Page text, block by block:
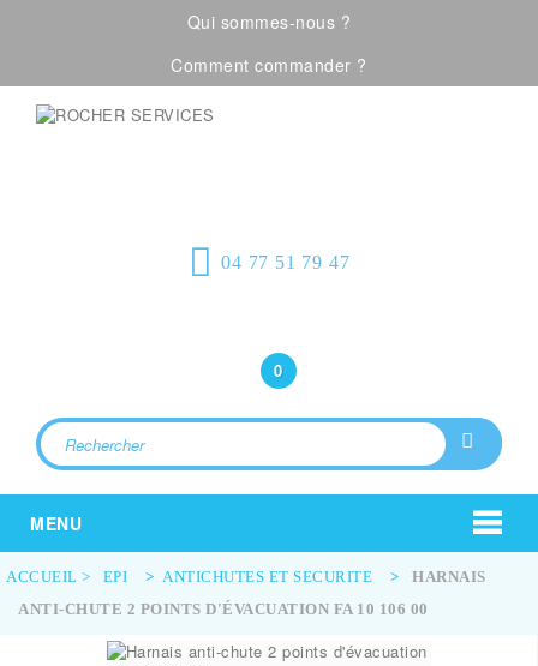
Qui sommes-nous ?
Comment commander ?
04 77 51 79 47
0
MENU
ACCUEIL > EPI > ANTICHUTES ET SECURITE >
HARNAIS
ANTI-CHUTE 2 POINTS D'ÉVACUATION FA 10 106 00